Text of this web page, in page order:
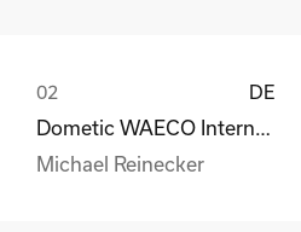
DE
Michael Reinecker